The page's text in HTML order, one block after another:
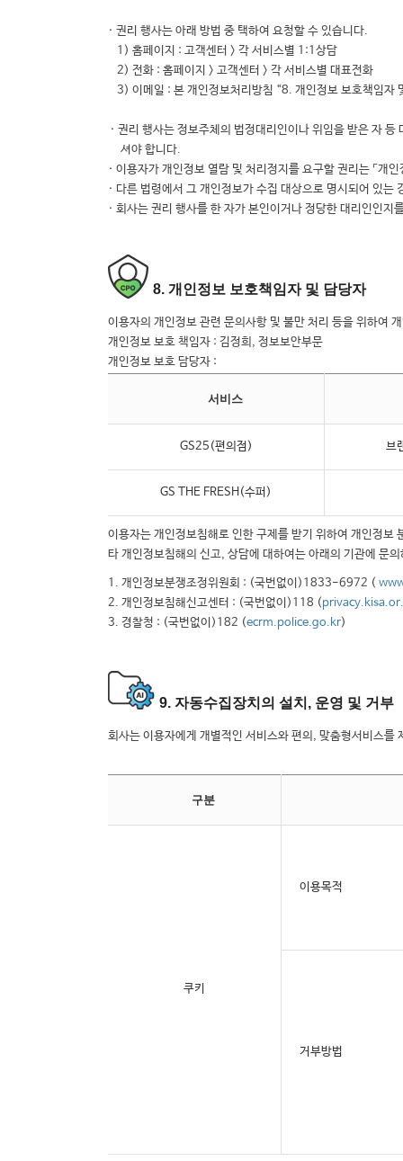
· 권리 행사는 아래 방법 중 택하여 요청할 수 있습니다.
1) 홈페이지 : 고객센터 > 각 서비스별 1:1상담
2) 전화 : 홈페이지 > 고객센터 > 각 서비스별 대표전화
3) 이메일 : 본 개인정보처리방침 “8. 개인정보 보호책임자
· 권리 행사는 정보주체의 법정대리인이나 위임을 받은 자
셔야 합니다.
· 이용자가 개인정보 열람 및 처리정지를 요구할 권리는 ⌜개
· 다른 법령에서 그 개인정보가 수집 대상으로 명시되어 있
· 회사는 권리 행사를 한 자가 본인이거나 정당한 대리인인지
8. 개인정보 보호책임자 및 담당자
이용자의 개인정보 관련 문의사항 및 불만 처리 등을 위하여
개인정보 보호 책임자 : 김정희, 정보보안부문
개인정보 보호 담당자 :
서비스
GS25(편의점) 브
GS THE FRESH(수퍼)
이용자는 개인정보침해로 인한 구제를 받기 위하여 개인정
타 개인정보침해의 신고, 상담에 대하여는 아래의 기관에 문
1. 개인정보분쟁조정위원회 : (국번없이)1833-6972 (
2. 개인정보침해신고센터 : (국번없이)118 (
3. 경찰청 : (국번없이)182 (ecrm.police.go.kr)
9. 자동수집장치의 설치, 운영 및 거부
회사는 이용자에게 개별적인 서비스와 편의, 맞춤형서비스를
구분
쿠키
이용목적
거부방법